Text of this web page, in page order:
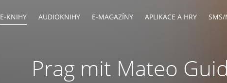
E-KNIHY AUDIOKNIHY E-MAGAZÍNY APLIKACE A HRY SMS/
Prag mit Mateo